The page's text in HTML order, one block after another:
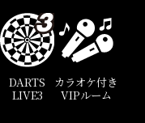
DARTS
LIVE3
カラオケ付き
VIPルーム